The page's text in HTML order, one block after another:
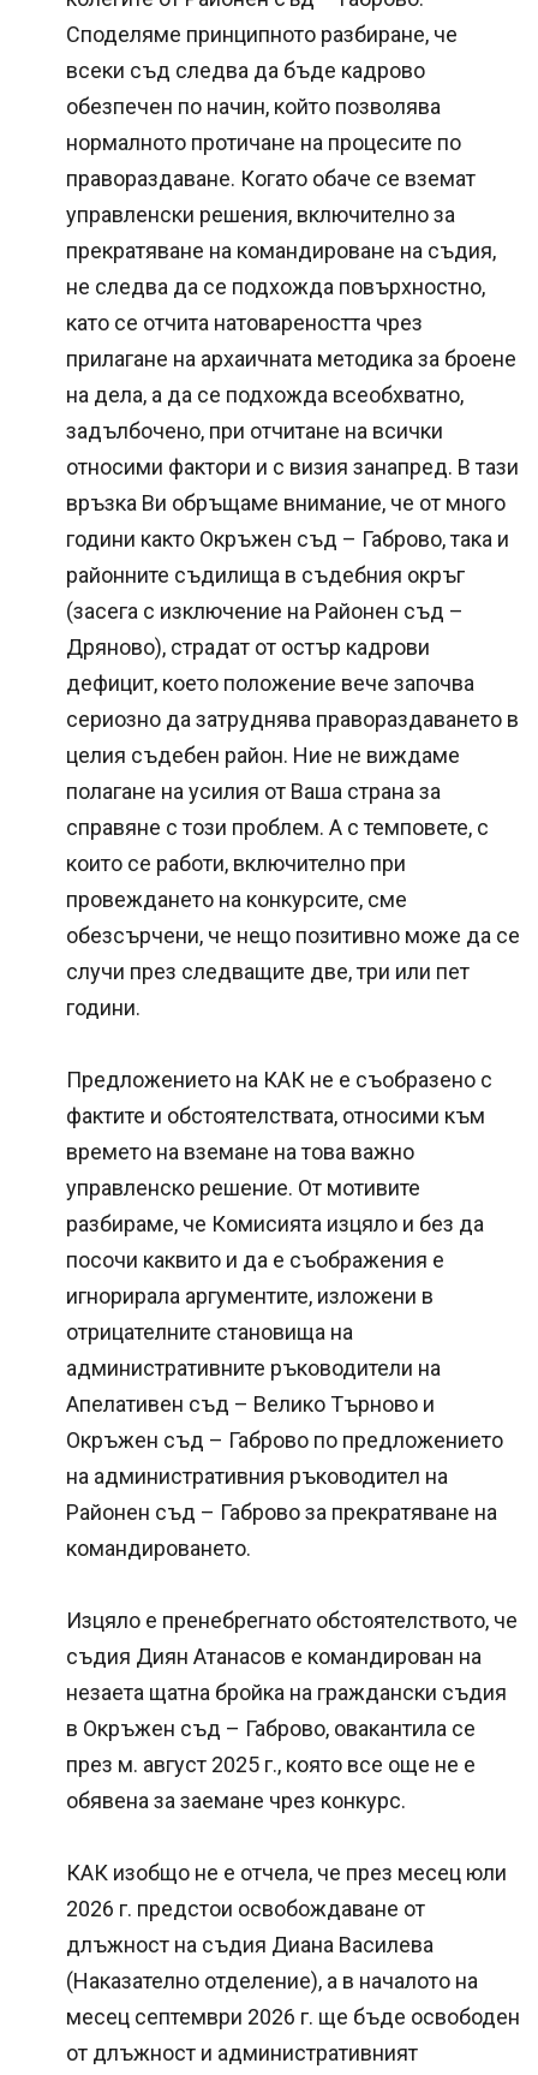
Споделяме принципното разбиране, че
всеки съд следва да бъде кадрово
обезпечен по начин, който позволява
нормалното протичане на процесите по
правораздаване. Когато обаче се вземат
управленски решения, включително за
прекратяване на командироване на съдия,
не следва да се подхожда повърхностно,
като се отчита натовареността чрез
прилагане на архаичната методика за броене
на дела, а да се подхожда всеобхватно,
задълбочено, при отчитане на всички
относими фактори и с визия занапред. В тази
връзка Ви обръщаме внимание, че от много
години както Окръжен съд – Габрово, така и
районните съдилища в съдебния окръг
(засега с изключение на Районен съд –
Дряново), страдат от остър кадрови
дефицит, което положение вече започва
сериозно да затруднява правораздаването в
целия съдебен район. Ние не виждаме
полагане на усилия от Ваша страна за
справяне с този проблем. А с темповете, с
които се работи, включително при
провеждането на конкурсите, сме
обезсърчени, че нещо позитивно може да се
случи през следващите две, три или пет
години.
Предложението на КАК не е съобразено с
фактите и обстоятелствата, относими към
времето на вземане на това важно
управленско решение. От мотивите
разбираме, че Комисията изцяло и без да
посочи каквито и да е съображения е
игнорирала аргументите, изложени в
отрицателните становища на
административните ръководители на
Апелативен съд – Велико Търново и
Окръжен съд – Габрово по предложението
на административния ръководител на
Районен съд – Габрово за прекратяване на
командироването.
Изцяло е пренебрегнато обстоятелството, че
съдия Диян Атанасов е командирован на
незаета щатна бройка на граждански съдия
в Окръжен съд – Габрово, овакантила се
през м. август 2025 г., която все още не е
обявена за заемане чрез конкурс.
КАК изобщо не е отчела, че през месец юли
2026 г. предстои освобождаване от
длъжност на съдия Диана Василева
(Наказателно отделение), а в началото на
месец септември 2026 г. ще бъде освободен
от длъжност и административният